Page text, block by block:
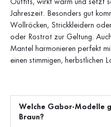
Outfits, wirkt warm und setzt
Jahreszeit. Besonders gut
Wollröcken, Strickkleidern
oder Rostrot zur Geltung.
Mantel harmonieren perfekt
einen stimmigen, herbstlichen
Welche Gabor-Modelle
Braun?